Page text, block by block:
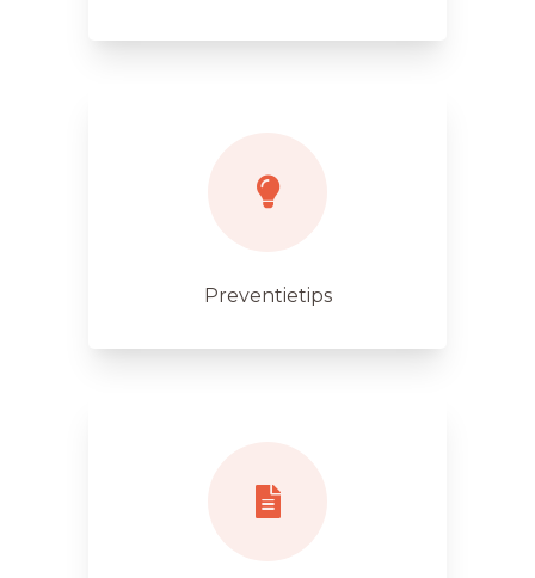
Preventietips